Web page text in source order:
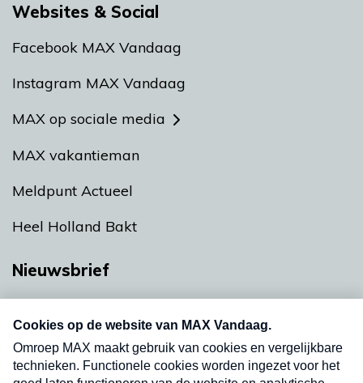
Websites & Social
Facebook MAX Vandaag
Instagram MAX Vandaag
MAX op sociale media
MAX vakantieman
Meldpunt Actueel
Heel Holland Bakt
Nieuwsbrief
nieuwsbrief. Elke vrijdag- en dinsdagochtend in
uw mailbox.